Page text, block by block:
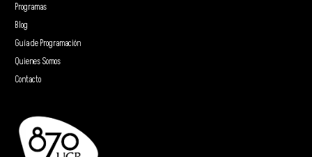
Programas
Blog
Guía de Programación
Quienes Somos
Contacto